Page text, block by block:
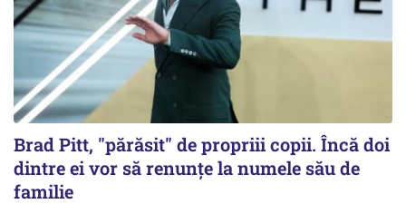
Brad Pitt, "părăsit" de propriii copii. Încă doi
dintre ei vor să renunțe la numele său de
familie